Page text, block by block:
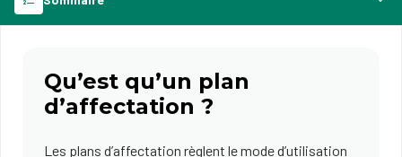
Qu’est qu’un plan
d’affectation ?
Les plans d’affectation règlent le mode d’utilisation